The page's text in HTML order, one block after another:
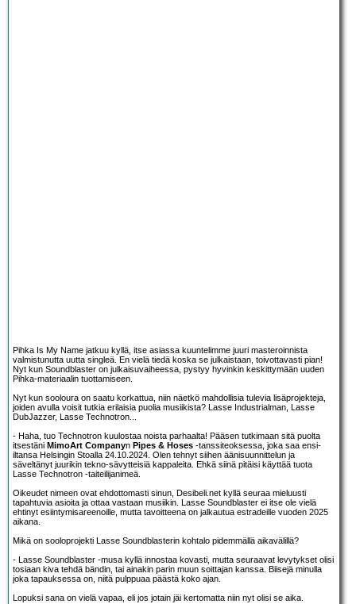
Pihka Is My Name jatkuu kyllä, itse asiassa kuuntelimme juuri masteroinnista
valmistunutta uutta singleä. En vielä tiedä koska se julkaistaan, toivottavasti pian!
Nyt kun Soundblaster on julkaisuvaiheessa, pystyy hyvinkin keskittymään uuden
Pihka-materiaalin tuottamiseen.
Nyt kun sooloura on saatu korkattua, niin näetkö mahdollisia tulevia lisäprojekteja,
joiden avulla voisit tutkia erilaisia puolia musiikista? Lasse Industrialman, Lasse
DubJazzer, Lasse Technotron...
- Haha, tuo Technotron kuulostaa noista parhaalta! Pääsen tutkimaan sitä puolta
itsestäni MimoArt Companyn Pipes & Hoses -tanssiteoksessa, joka saa ensi-
iltansa Helsingin Stoalla 24.10.2024. Olen tehnyt siihen äänisuunnittelun ja
säveltänyt juurikin tekno-sävytteisiä kappaleita. Ehkä siinä pitäisi käyttää tuota
Lasse Technotron -taiteilijanimeä.
Oikeudet nimeen ovat ehdottomasti sinun, Desibeli.net kyllä seuraa mieluusti
tapahtuvia asioita ja ottaa vastaan musiikin. Lasse Soundblaster ei itse ole vielä
ehtinyt esiintymisareenoille, mutta tavoitteena on jalkautua estradeille vuoden 2025
aikana.
Mikä on sooloprojekti Lasse Soundblasterin kohtalo pidemmällä aikavälillä?
- Lasse Soundblaster -musa kyllä innostaa kovasti, mutta seuraavat levytykset olisi
tosiaan kiva tehdä bändin, tai ainakin parin muun soittajan kanssa. Biisejä minulla
joka tapauksessa on, niitä pulppuaa päästä koko ajan.
Lopuksi sana on vielä vapaa, eli jos jotain jäi kertomatta niin nyt olisi se aika.